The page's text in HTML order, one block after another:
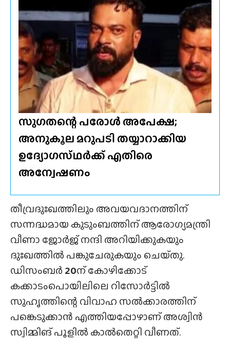
സുഗതന്റെ പരോൾ അപേക്ഷ;
അനുകൂല മറുപടി തയ്യാറാക്കിയ
ഉദ്യോഗസ്‌ഥർക്ക്‌ എതിരെ
അന്വേഷണം
തീവ്രദുഃഖത്തിലും അവയവദാനത്തിന്
സന്നദ്ധമായ കുടുംബത്തിന് ആരോഗ്യമന്ത്രി
വീണാ ജോർജ് നന്ദി അറിയിക്കുകയും
ദുഃഖത്തിൽ പങ്കുചേരുകയും ചെയ്‌തു.
ഡിസംബർ 20ന് കോഴിക്കോട്
കക്കാടംപൊയിലിലെ റിസോർട്ടിൽ
സുഹൃത്തിന്റെ വിവാഹ സൽക്കാരത്തിന്
പങ്കെടുക്കാൻ എത്തിയപ്പോഴാണ് അശ്വിൻ
സ്വിമ്മിങ് പൂളിൽ കാൽതെറ്റി വീണത്.